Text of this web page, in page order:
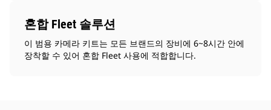
혼합 Fleet 솔루션
이 범용 카메라 키트는 모든 브랜드의 장비에 6~8시간 안에
장착할 수 있어 혼합 Fleet 사용에 적합합니다.